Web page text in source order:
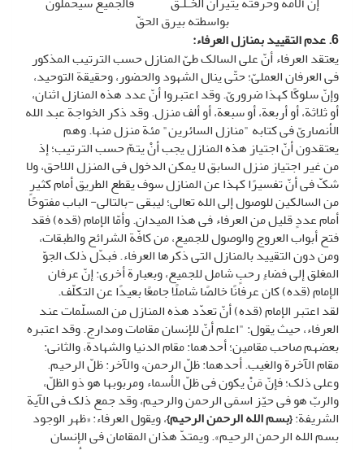
بواسطته بیرق الحقّ
6. عدم التقیید بمنازل العرفاء :
یعتقد العرفاء أنّ على السالک طیّ المنازل حسب الترتیب المذکور
فی العرفان العملیّ؛ حتّى ینال الشهود والحضور، وحقیقة التوحید،
وإنّ سلوکًا کهذا ضروریّ. وقد اعتبروا أنّ عدد هذه المنازل اثنان،
أو ثلاثة، أو أربعة، أو سبعة، أو ألف منزل. وقد ذکر الخواجة عبد الله
الأنصاریّ فی کتابه "منازل السائرین" مئة منزل منها. وهم
یعتقدون أنّ اجتیاز هذه المنازل یجب أنْ یتمّ حسب الترتیب؛ إذ
من غیر اجتیاز منزل السابق لا یمکن الدخول فی المنزل اللاحق، ولا
شکّ فی أنّ تفسیرًا کهذا عن المنازل سوف یقطع الطریق أمام کثیرٍ
من السالکین للوصول إلى الله تعالى؛ لیبقى -بالتالی- الباب مفتوحًا
أمام عددٍ قلیل من العرفاء فی هذا المیدان. وأمّا الإمام (قده) فقد
فتح أبواب العروج والوصول للجمیع، من کافّة الشرائح والطبقات،
ومن دون التقیید بالمنازل التی ذکرها العرفاء. فبدّل ذلک الجوّ
المغلق إلى فضاءٍ رحبٍ شامل للجمیع، وبعبارة أخرى: إنّ عرفان
الإمام (قده) کان عرفانًا خالصًا شاملًا جامعًا بعیدًا عن التکلّف.
لقد اعتبر الإمام (قده) أنّ تعدّد هذه المنازل من المسلّمات عند
العرفاء، حیث یقول: "اعلم أنّ للإنسان مقامات ومدارج. وقد اعتبره
بعضهم صاحب مقامین؛ أحدهما: مقام الدنیا والشهادة، والثانی:
مقام الآخرة والغیب. أحدهما: ظلّ الرحمن، والآخر: ظلّ الرحیم.
وعلى ذلک؛ فإنّ مَنْ یکون فی ظلّ الأسماء ومربوبها هو ذو الظلّ،
والربّ هو فی حیّز اسمَی الرحمن والرحیم، وقد جمع ذلک فی الآیة
الشریفة:{بسم الله الرحمن الرحیم}، ویقول العرفاء: «ظهر الوجود
بسم الله الرحمن الرحیم». ویمتدّ هذان المقامان فی الإنسان